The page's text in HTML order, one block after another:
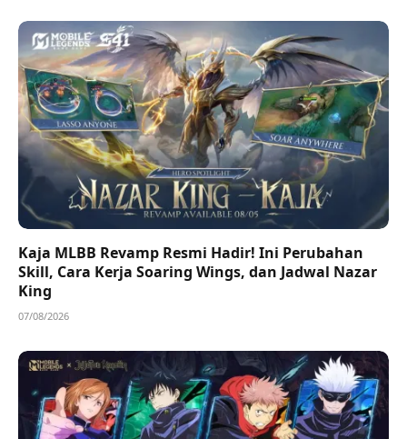
Kaja MLBB Revamp Resmi Hadir! Ini Perubahan
Skill, Cara Kerja Soaring Wings, dan Jadwal Nazar
King
07/08/2026